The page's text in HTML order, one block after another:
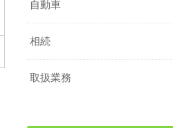
自動車
相続
取扱業務